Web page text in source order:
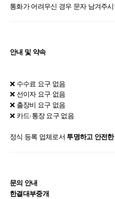
통화가 어려우신 경우 문자 남겨주
안내 및 약속
❌ 수수료 요구 없음
❌ 선이자 요구 없음
❌ 출장비 요구 없음
❌ 카드·통장 요구 없음
정식 등록 업체로서 투명하고 안전
문의 안내
한결대부중개